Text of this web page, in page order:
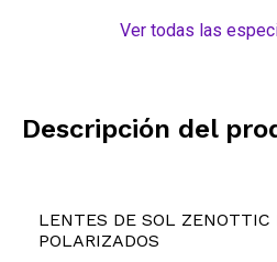
Ver todas las
Descripción del
LENTES DE SOL ZENOTTIC
POLARIZADOS